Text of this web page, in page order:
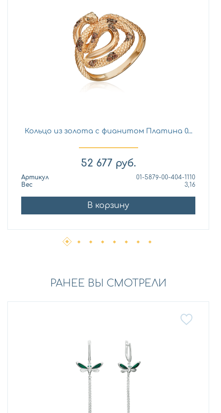
Кольцо из золота с фианитом Платина 0...
52 677 руб.
Артикул
01-5879-00-404-1110
Вес
3,16
В корзину
РАНЕЕ ВЫ СМОТРЕЛИ